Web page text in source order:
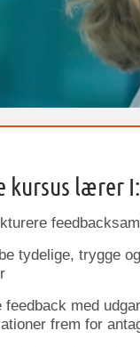
kursus lærer I:
tydelige, trygge
feedback med
frem for